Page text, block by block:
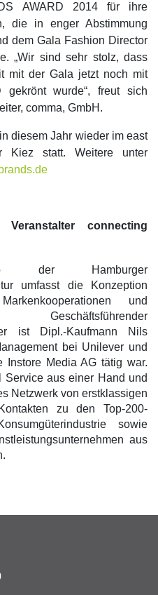
AWARD 2014 für ihre
die in enger Abstimmung
dem Gala Fashion Director
„Wir sind sehr stolz, dass
mit der Gala jetzt noch mit
gekrönt wurde“, freut sich
comma, GmbH .
diesem Jahr wieder im east
Kiez statt. Weitere unter
connecting
der Hamburger
umfasst die Konzeption
und
Geschäftsführender
ist Dipl.-Kaufmann Nils
bei Unilever und
Instore Media AG tätig war.
aus einer Hand und
Netzwerk von erstklassigen
zu den Top-200-
sowie
aus